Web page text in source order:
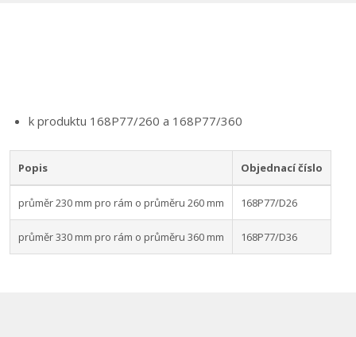
k produktu 168P77/260 a 168P77/360
Popis Objednací číslo
průměr 230 mm pro rám o průměru 260 mm 168P77/D26
průměr 330 mm pro rám o průměru 360 mm 168P77/D36